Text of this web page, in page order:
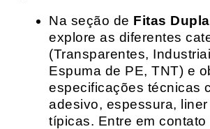
Na seção de Fitas
explore as diferentes
(Transparentes,
Espuma de PE, TNT) e
especificações técnicas
adesivo, espessura,
típicas. Entre em contato